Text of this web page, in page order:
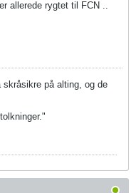
allerede rygtet til FCN ..
skråsikre på alting, og de